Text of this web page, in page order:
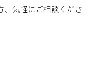
、気軽にご相談くださ